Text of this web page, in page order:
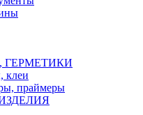
клеи
праймеры